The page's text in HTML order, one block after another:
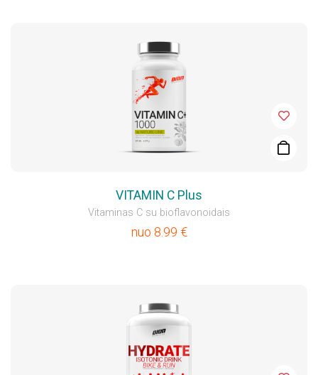
VITAMIN C Plus
Vitaminas C su bioflavonoidais
nuo 8.99 €